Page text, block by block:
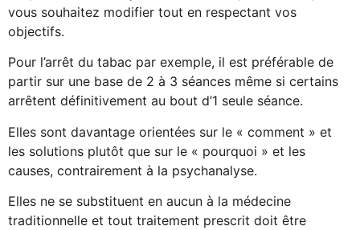
vous souhaitez modifier tout en respectant vos
objectifs.
Pour l’arrêt du tabac par exemple, il est préférable de
partir sur une base de 2 à 3 séances même si certains
arrêtent définitivement au bout d’1 seule séance.
Elles sont davantage orientées sur le « comment » et
les solutions plutôt que sur le « pourquoi » et les
causes, contrairement à la psychanalyse.
Elles ne se substituent en aucun à la médecine
traditionnelle et tout traitement prescrit doit être